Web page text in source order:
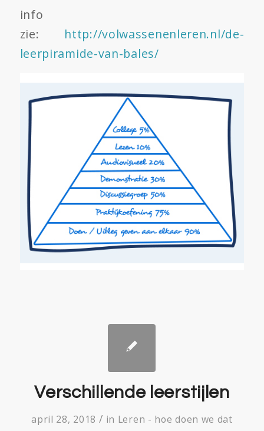
info
zie: http://volwassenenleren.nl/de-
leerpiramide-van-bales/
Verschillende leerstijlen
april 28, 2018 / in Leren - hoe doen we dat